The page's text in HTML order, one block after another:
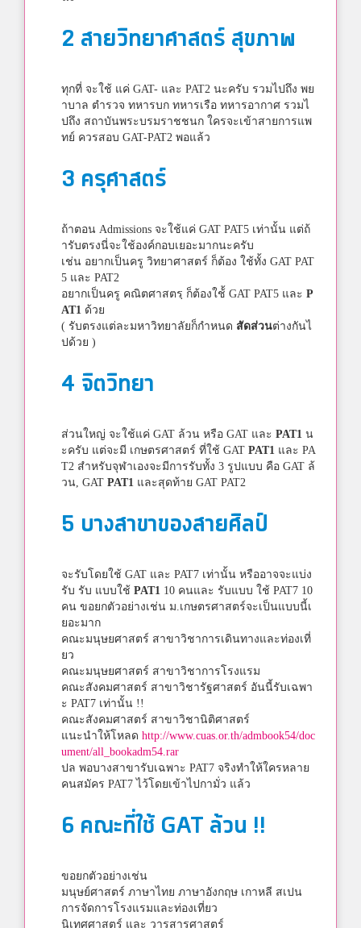
2 สายวิทยาศาสตร์ สุขภาพ
ทุกที่ จะใช้ แค่ GAT- และ PAT2 นะครับ รวมไปถึง พย
าบาล ตำรวจ ทหารบก ทหารเรือ ทหารอากาศ รวมไ
ปถึง สถาบันพระบรมราชชนก ใครจะเข้าสายการแพ
ทย์ ควรสอบ GAT-PAT2 พอแล้ว
3 ครุศาสตร์
ถ้าตอน Admissions จะใช้แค่ GAT PAT5 เท่านั้น แต่ถ้
ารับตรงนี่จะใช้องค์กอบเยอะมากนะครับ
เช่น อยากเป็นครู วิทยาศาสตร์ ก็ต้อง ใช้ทั้ง GAT PAT
5 และ PAT2
อยากเป็นครู คณิตศาสตรฺ ก็ต้องใช้้ GAT PAT5 และ P
AT1 ด้วย
( รับตรงแต่ละมหาวิทยาลัยก็กำหนด สัดส่วนต่างกันไ
ปด้วย )
4 จิตวิทยา
ส่วนใหญ่ จะใช้แค่ GAT ล้วน หรือ GAT และ PAT1 น
ะครับ แต่จะมี เกษตรศาสตร์ ที่ใช้ GAT PAT1 และ PA
T2 สำหรับจุฬาเองจะมีการรับทั้ง 3 รูปแบบ คือ GAT ล้
วน, GAT PAT1 และสุดท้าย GAT PAT2
5 บางสาขาของสายศิลป์
จะรับโดยใช้ GAT และ PAT7 เท่านั้น หรืออาจจะแบ่ง
รับ รับ แบบใช้ PAT1 10 คนและ รับแบบ ใช้ PAT7 10
คน ขอยกตัวอย่างเช่น ม.เกษตรศาสตร์จะเป็นแบบนี้เ
ยอะมาก
คณะมนุษยศาสตร์ สาขาวิชาการเดินทางและท่องเที่
ยว
คณะมนุษยศาสตร์ สาขาวิชาการโรงแรม
คณะสังคมศาสตร์ สาขาวิชารัฐศาสตร์ อันนี้รับเฉพา
ะ PAT7 เท่านั้น !!
คณะสังคมศาสตร์ สาขาวิชานิติศาสตร์
แนะนำให้โหลด http://www.cuas.or.th/admbook54/doc
ument/all_bookadm54.rar
ปล พอบางสาขารับเฉพาะ PAT7 จริงทำให้ใครหลาย
คนสมัคร PAT7 ไว้โดยเข้าไปกามั่ว แล้ว
6 คณะที่ใช้ GAT ล้วน !!
ขอยกตัวอย่างเช่น
มนุษย์ศาสตร์ ภาษาไทย ภาษาอังกฤษ เกาหลี สเปน
การจัดการโรงแรมและท่องเที่ยว
นิเทศศาสตร์ และ วารสารศาสตร์